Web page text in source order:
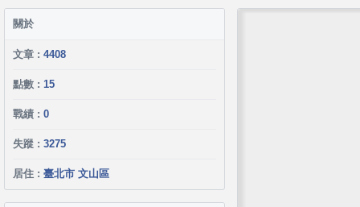
關於
文章 : 4408
點數 : 15
戰績 : 0
失蹤 : 3275
居住 : 臺北市 文山區